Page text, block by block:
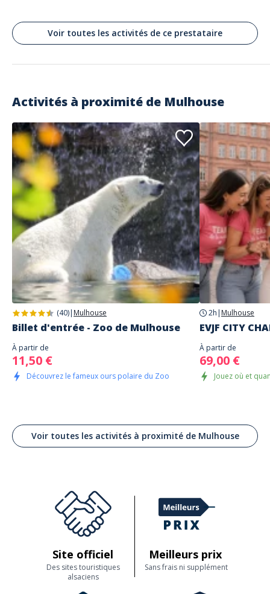
Matti
Absolutely worth it!
Very fun for car enthousiasts! Opportunity to drive, take pictures, enjoy
Avis clients
Voir toutes les activités de ce prestataire
Activités à proximité de Mulhouse
(40)| Mulhouse
Billet d'entrée - Zoo de Mulhouse
À partir de
11,50 €
Découvrez le fameux ours polaire du Zoo
2h | Mulhouse
EVJF CITY
À partir de
69,00 €
Jouez où et
Voir toutes les activités à proximité de Mulhouse
Site officiel
Des sites touristiques
alsaciens
Meilleurs prix
Sans frais ni supplément